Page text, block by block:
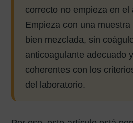
correcto no empieza en el
Empieza con una
bien mezclada, sin
anticoagulante adecuado
coherentes con los
del laboratorio.